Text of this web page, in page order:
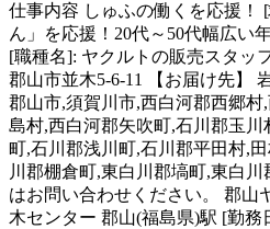
仕事内容 しゅふの働くを応援！
ん」を応援！20代～50代幅広い
[職種名]: ヤクルトの販売スタッ
郡山市並木5-6-11 【お届け先】
郡山市,須賀川市,西白河郡西郷
島村,西白河郡矢吹町,石川郡玉川
町,石川郡浅川町,石川郡平田村,
川郡棚倉町,東白川郡塙町,東白
はお問い合わせください。 郡山
木センター 郡山(福島県)駅 [勤務